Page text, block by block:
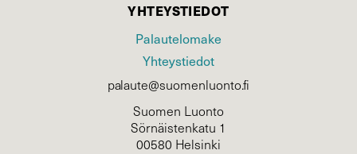
YHTEYSTIEDOT
Palautelomake
Yhteystiedot
palaute@suomenluonto.fi
Suomen Luonto
Sörnäistenkatu 1
00580 Helsinki